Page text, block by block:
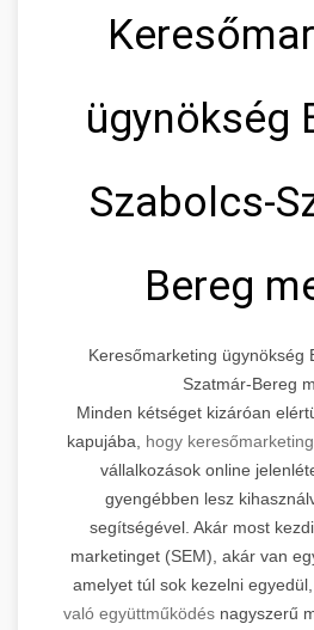
ügynökség
Szabolcs-
Bereg
Keresőmarketing ügynökség
Szatmár-Bereg
Minden kétséget kizáróan
kapujába, hogy
vállalkozások online
gyengébben lesz
segítségével. Akár most
marketinget (SEM), akár van
amelyet túl sok kezelni egyedül,
való együttműködésnagyszerű